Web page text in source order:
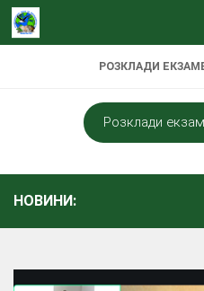
Skip to content
РОЗКЛАДИ
Розклади
НОВИНИ: